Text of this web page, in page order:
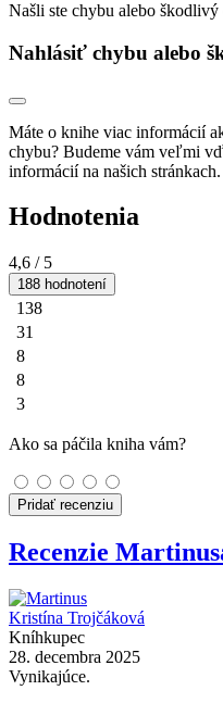
Našli ste chybu alebo škodlivý
Nahlásiť chybu alebo
Máte o knihe viac informácií
chybu? Budeme vám veľmi
informácií na našich stránkach.
Hodnotenia
4,6 / 5
188 hodnotení
138
31
8
8
3
Ako sa páčila kniha vám?
Pridať recenziu
Recenzie
Kristína Trojčáková
Kníhkupec
28. decembra 2025
Vynikajúce.